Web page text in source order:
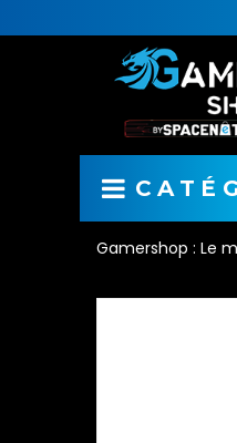
Gamershop : Le